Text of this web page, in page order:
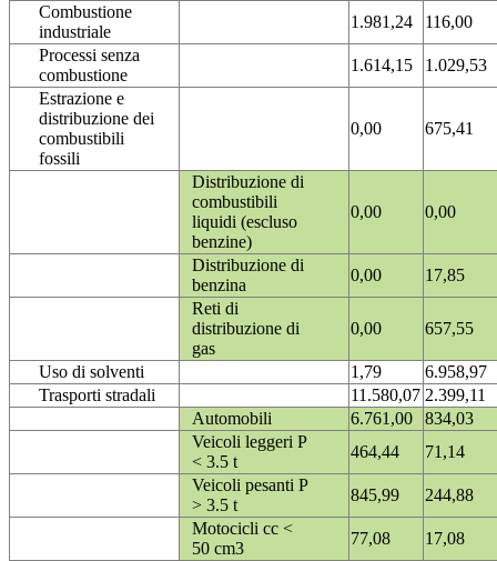
Combustione
industriale
1.981,24
116,00
Processi senza
combustione
1.614,15
1.029,53
Estrazione e
distribuzione dei
combustibili
fossili
0,00 675,41
Distribuzione di
combustibili
liquidi (escluso
benzine)
0,00 0,00
Distribuzione di
benzina
0,00
17,85
Reti di
distribuzione di
gas
0,00 657,55
Uso di solventi 1,79
6.958,97
Trasporti stradali
11.580,07 2.399,11
Automobili
6.761,00
834,03
Veicoli leggeri P
< 3.5 t
464,44
71,14
Veicoli pesanti P
> 3.5 t
845,99
244,88
Motocicli cc <
50 cm3
77,08
17,08